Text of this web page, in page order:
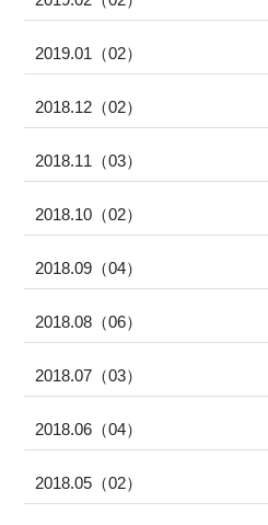
2019.01（02）
2018.12（02）
2018.11（03）
2018.10（02）
2018.09（04）
2018.08（06）
2018.07（03）
2018.06（04）
2018.05（02）